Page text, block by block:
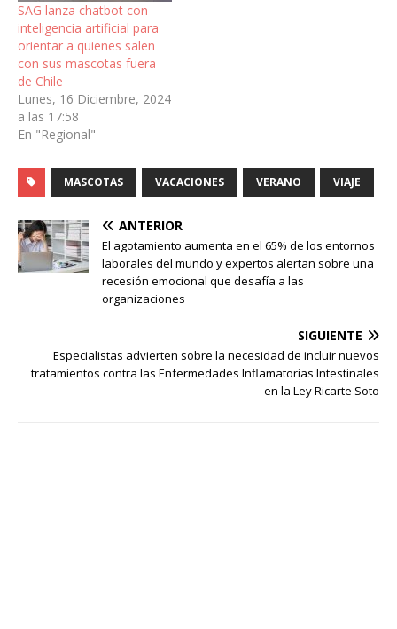
SAG lanza chatbot con
inteligencia artificial para
orientar a quienes salen
con sus mascotas fuera
de Chile
Lunes, 16 Diciembre, 2024
a las 17:58
En "Regional"
MASCOTAS VACACIONES VERANO VIAJE
ANTERIOR
El agotamiento aumenta en el 65% de los entornos
laborales del mundo y expertos alertan sobre una
recesión emocional que desafía a las
organizaciones
SIGUIENTE
Especialistas advierten sobre la necesidad de incluir nuevos
tratamientos contra las Enfermedades Inflamatorias Intestinales
en la Ley Ricarte Soto